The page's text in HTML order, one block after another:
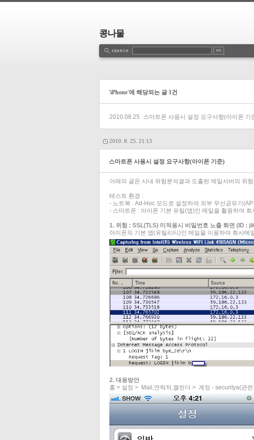
콩나물
'iPhone'에 해당되는 글 1건
2010.08.25 스마트폰 사용시 설정 요구사항(아이폰 기
2010. 8. 25. 21:13
스마트폰 사용시 설정 요구사항(아이폰 기준)
아래의 글은 사내 위험분석결과 도출된 메일서버의 위
테스트 환경 :
- 노트북 : Ad-Hoc 모드로 설정하여 외부 무선공유기
- 스마트폰 : 아이폰 기본 유틸(앱)인 메일을 활용하여
1. 위험 : SSL(TLS) 미적용시 비밀번호 노출 화면 (ID :
아이폰의 기본 앱(유틸리티)인 메일을 이용하여 회사
2. 대응방안
홈 > 설정 > Mail,연락처,캘린더 > 계정 - securitya(관